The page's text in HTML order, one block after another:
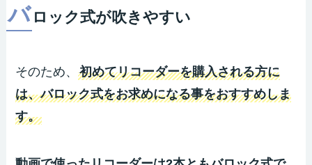
バ ロック式が吹きやすい
そのため、初めてリコーダーを購入される方に
は、バロック式をお求めになる事をおすすめしま
す。